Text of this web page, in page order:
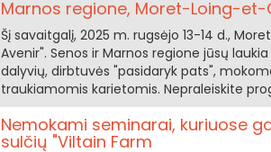
Marnos regione, Moret-Loing-et-
Šį savaitgalį, 2025 m. rugsėjo 13-14 d.,
Avenir". Senos ir Marnos regione jūsų
dalyvių, dirbtuvės "pasidaryk pats",
traukiamomis karietomis. Nepraleiskite
Nemokami seminarai, kuriuose
sulčių "Viltain Farm